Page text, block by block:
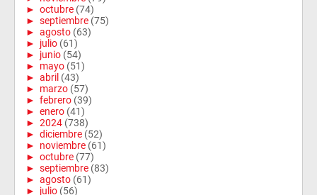
► octubre (74)
► septiembre (75)
► agosto (63)
► julio (61)
► junio (54)
► mayo (51)
► abril (43)
► marzo (57)
► febrero (39)
► enero (41)
► 2024 (738)
► diciembre (52)
► noviembre (61)
► octubre (77)
► septiembre (83)
► agosto (61)
► julio (56)